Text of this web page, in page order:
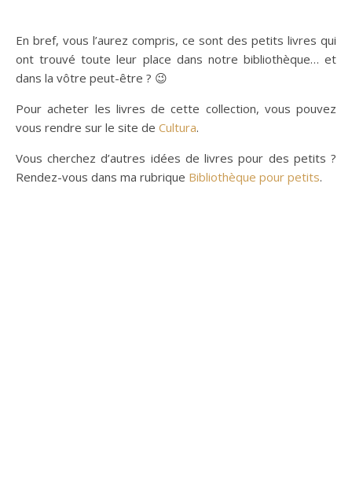
En bref, vous l’aurez compris, ce sont des petits livres qui
ont trouvé toute leur place dans notre bibliothèque… et
dans la vôtre peut-être ? 😉
Pour acheter les livres de cette collection, vous pouvez
vous rendre sur le site de Cultura.
Vous cherchez d’autres idées de livres pour des petits ?
Rendez-vous dans ma rubrique Bibliothèque pour petits.